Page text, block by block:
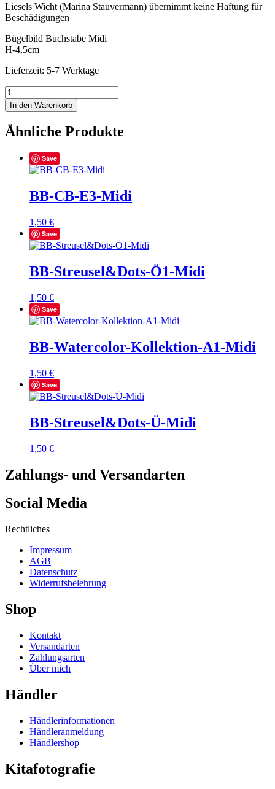
Liesels Wicht (Marina Stauvermann) übernimmt keine Haftung für
Beschädigungen
Bügelbild Buchstabe Midi
H-4,5cm
Lieferzeit: 5-7 Werktage
BB-
CB-
Ö2-
Midi
Menge
In den Warenkorb
Ähnliche Produkte
Save
BB-CB-E3-Midi
1,50 €
Save
BB-Streusel&Dots-Ö1-Midi
1,50 €
Save
BB-Watercolor-Kollektion-A1-Midi
1,50 €
Save
BB-Streusel&Dots-Ü-Midi
1,50 €
Zahlungs- und Versandarten
Social Media
Rechtliches
Impressum
AGB
Datenschutz
Widerrufsbelehrung
Shop
Kontakt
Versandarten
Zahlungsarten
Über mich
Händler
Händlerinformationen
Händleranmeldung
Händlershop
Kitafotografie